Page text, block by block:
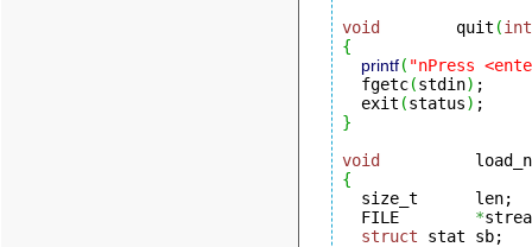
void
quit (int
{
printf( "nPress
fgetc(stdin) ;
exit (status)
}
void
{
size_t      len;
FILE *
struct stat sb;